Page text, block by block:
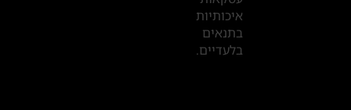
איכותיות
בתנאים
בלעדיים.